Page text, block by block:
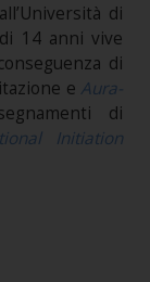
di
14 anni vive
di
e Aura-
di
Initiation